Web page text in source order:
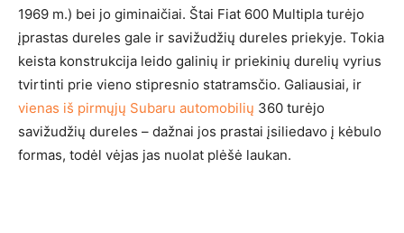
1969 m.) bei jo giminaičiai. Štai Fiat 600 Multipla turėjo
įprastas dureles gale ir savižudžių dureles priekyje. Tokia
keista konstrukcija leido galinių ir priekinių durelių vyrius
tvirtinti prie vieno stipresnio statramsčio. Galiausiai, ir
vienas iš pirmųjų Subaru automobilių 360 turėjo
savižudžių dureles – dažnai jos prastai įsiliedavo į kėbulo
formas, todėl vėjas jas nuolat plėšė laukan.